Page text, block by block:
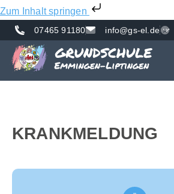
Zum Inhalt springen
07465 91180 info@gs-el.de
KRANK­MELDUNG